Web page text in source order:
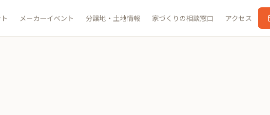
メーカーイベント 分譲地・土地情報 家づくりの相談窓口 アクセス